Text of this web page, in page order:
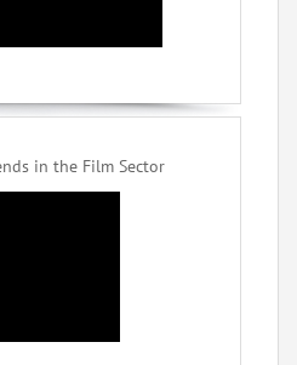
in the Film Sector